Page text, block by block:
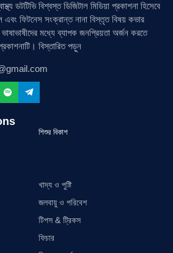
ডটটিভি বিশ্বস্ত ডিজিটাল মিডিয়া প্রকাশনা হিসেবে
এবং ফিটনেস সংক্রান্ত নানা বিস্তৃত বিষয় কভার
ভাষাভাষীদের মধ্যে ব্যাপক জনপ্রিয়তা অর্জন করতে
বিস্তারিত পড়ুন
শিশুর বিকাশ
খাদ্য ও পুষ্টি
জলবায়ু ও পরিবেশ
টিপস & ট্রিকস
ফিচার